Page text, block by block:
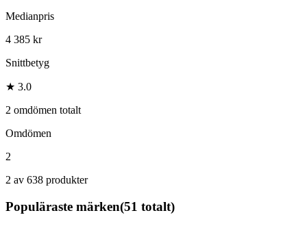
Medianpris
4 385 kr
Snittbetyg
★ 3.0
2 omdömen totalt
Omdömen
2
2 av 638 produkter
Populäraste märken(51 totalt)